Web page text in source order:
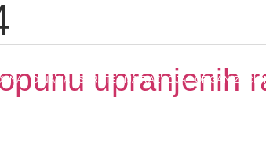
O NAMA STRATEGIJA RAZVOJA
upranjenih